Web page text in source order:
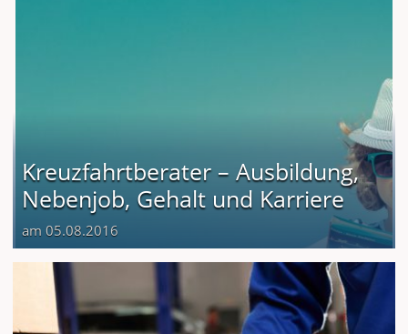
Kreuzfahrtberater – Ausbildung,
Nebenjob, Gehalt und Karriere
am 05.08.2016